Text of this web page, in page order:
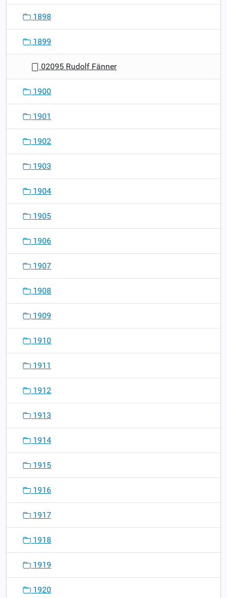
1898
1899
02095 Rudolf Fänner
1900
1901
1902
1903
1904
1905
1906
1907
1908
1909
1910
1911
1912
1913
1914
1915
1916
1917
1918
1919
1920